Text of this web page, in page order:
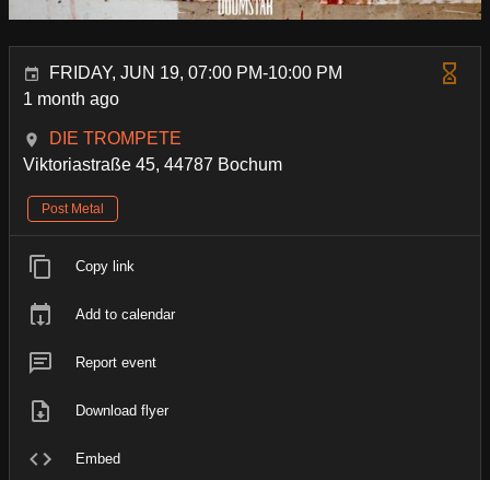
FRIDAY, JUN 19, 07:00 PM-10:00 PM
1 month ago
DIE TROMPETE
Viktoriastraße 45, 44787 Bochum
Post Metal
Copy link
Add to calendar
Report event
Download flyer
Embed